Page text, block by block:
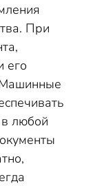
При
его
любой